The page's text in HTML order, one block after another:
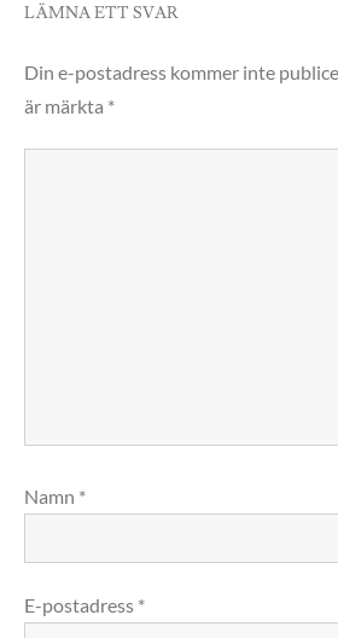
LÄMNA ETT SVAR
Din e-postadress kommer inte
är märkta *
Namn *
E-postadress *